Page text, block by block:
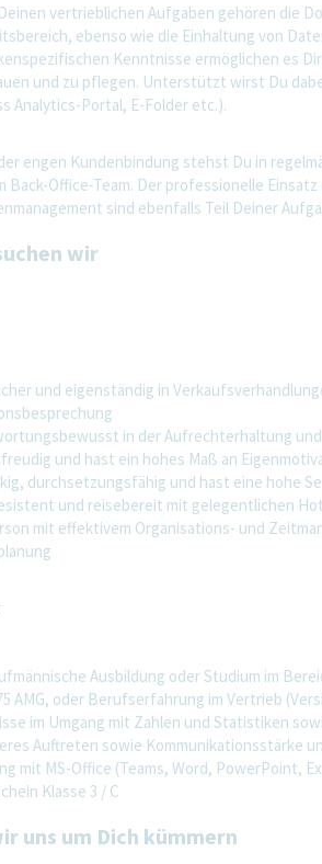
vertrieblichen Aufgaben gehören die
ebenso wie die Einhaltung von
Kenntnisse ermöglichen es
und zu pflegen. Unterstützt wirst Du
Analytics-Portal, E-Folder etc.).
engen Kundenbindung stehst Du in
Back-Office-Team. Der professionelle
sind ebenfalls Teil Deiner
wir
und eigenständig in
in der Aufrechterhaltung
und hast ein hohes Maß an
durchsetzungsfähig und hast eine hohe
und reisebereit mit gelegentlichen
mit effektivem Organisations- und
Ausbildung oder Studium im
AMG, oder Berufserfahrung im Vertrieb
im Umgang mit Zahlen und Statistiken
Auftreten sowie Kommunikationsstärke
mit MS-Office (Teams, Word, PowerPoint,
Klasse 3 / C
uns um Dich kümmern